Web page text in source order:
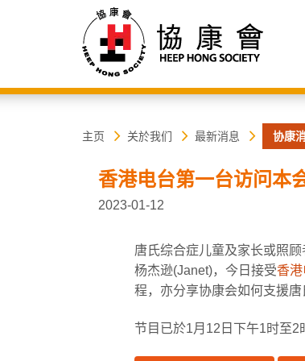
主页 关於我们 最新消息 协康
香港电台第一台访问本
2023-01-12
唐氏综合症儿童及家长或照
杨杰逊(Janet)，今日接受香港
程，亦分享协康会如何支援唐
节目已於1月12日下午1时至2